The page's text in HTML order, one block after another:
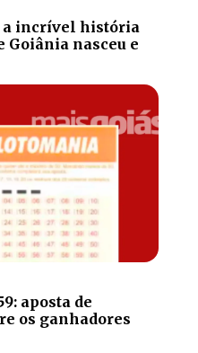
a incrível história
Goiânia nasceu e
aposta de
os ganhadores